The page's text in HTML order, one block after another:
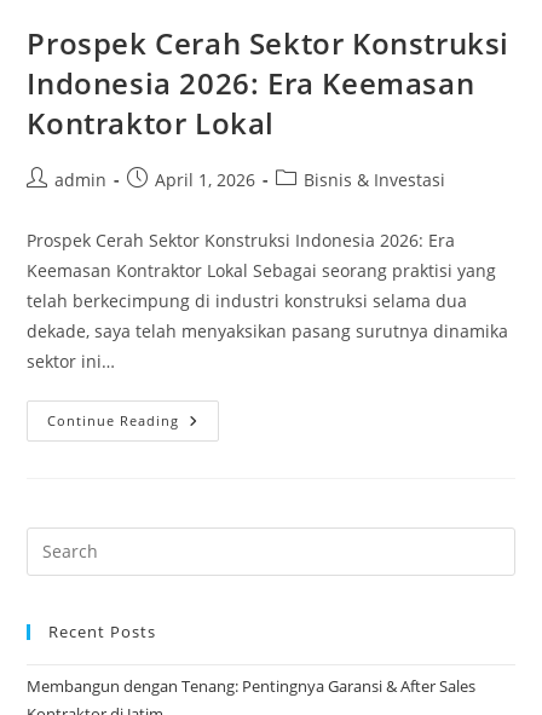
Prospek Cerah Sektor Konstruksi
Indonesia 2026: Era Keemasan
Kontraktor Lokal
Postadmin
PostApril 1, 2026
PostBisnis & Investasi
Prospek Cerah Sektor Konstruksi Indonesia 2026: Era
Keemasan Kontraktor Lokal Sebagai seorang praktisi yang
telah berkecimpung di industri konstruksi selama dua
dekade, saya telah menyaksikan pasang surutnya dinamika
sektor ini…
Continue Reading Prospek
Cerah
Lokal
Recent Posts
Membangun dengan Tenang: Pentingnya Garansi & After Sales